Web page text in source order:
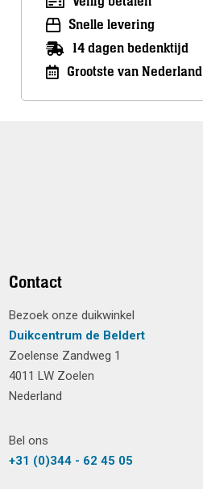
Snelle levering
14 dagen bedenktijd
Grootste van Nederland
Contact
Bezoek onze duikwinkel
Duikcentrum de Beldert
Zoelense Zandweg 1
4011 LW Zoelen
Nederland
Bel ons
+31 (0)344 - 62 45 05